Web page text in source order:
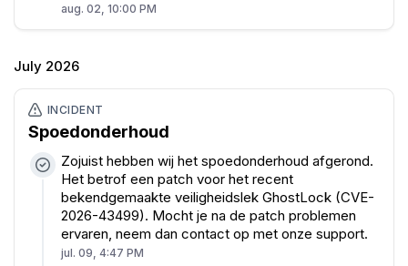
aug. 02, 10:00 PM
July 2026
INCIDENT
Spoedonderhoud
Zojuist hebben wij het spoedonderhoud afgerond.
Het betrof een patch voor het recent
bekendgemaakte veiligheidslek GhostLock (CVE-
2026-43499). Mocht je na de patch problemen
ervaren, neem dan contact op met onze support.
jul. 09, 4:47 PM